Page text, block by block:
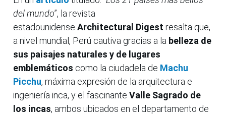
del mundo”, la revista
estadounidense Architectural Digest resalta que,
a nivel mundial, Perú cautiva gracias a la belleza de
sus paisajes naturales y de lugares
emblemáticos como la ciudadela de Machu
Picchu, máxima expresión de la arquitectura e
ingeniería inca, y el fascinante Valle Sagrado de
los incas, ambos ubicados en el departamento de